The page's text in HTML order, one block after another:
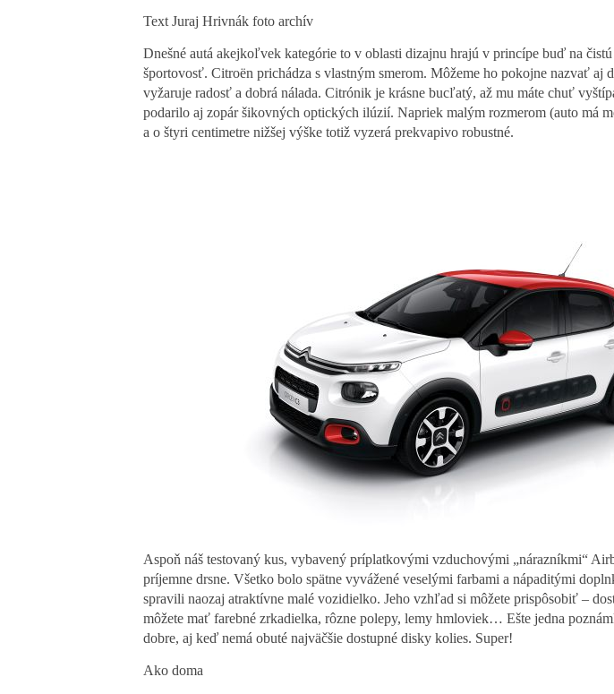
Text Juraj Hrivnák foto archív
Dnešné autá akejkoľvek kategórie to v oblasti dizajnu hrajú v princípe buď na
športovosť. Citroën prichádza s vlastným smerom. Môžeme ho pokojne nazvať aj
vyžaruje radosť a dobrá nálada. Citrónik je krásne bucľatý, až mu máte chuť
podarilo aj zopár šikovných optických ilúzií. Napriek malým rozmerom (auto má
a o štyri centimetre nižšej výške totiž vyzerá prekvapivo robustné.
Aspoň náš testovaný kus, vybavený príplatkovými vzduchovými „nárazníkmi“
príjemne drsne. Všetko bolo spätne vyvážené veselými farbami a nápaditými
spravili naozaj atraktívne malé vozidielko. Jeho vzhľad si môžete prispôsobiť –
môžete mať farebné zrkadielka, rôzne polepy, lemy hmloviek… Ešte jedna
dobre, aj keď nemá obuté najväčšie dostupné disky kolies. Super!
Ako doma